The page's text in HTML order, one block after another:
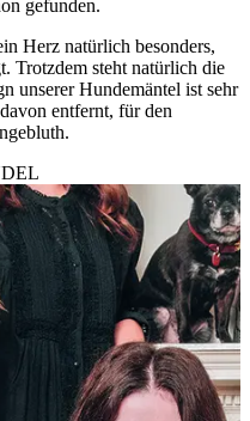
gefunden.
Herz natürlich besonders,
Trotzdem steht natürlich die
unserer Hundemäntel ist sehr
entfernt, für den